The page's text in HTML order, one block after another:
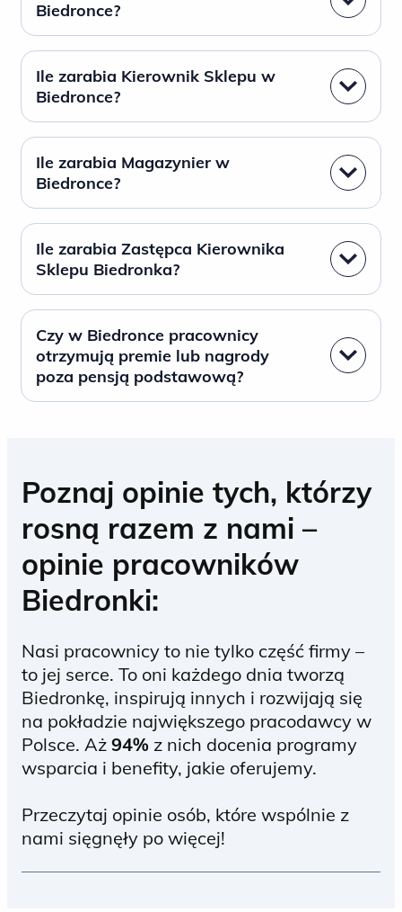
Biedronce?
Ile zarabia Kierownik Sklepu w
Biedronce?
Ile zarabia Magazynier w
Biedronce?
Ile zarabia Zastępca Kierownika
Sklepu Biedronka?
Czy w Biedronce pracownicy
otrzymują premie lub nagrody
poza pensją podstawową?
Poznaj opinie tych, którzy
rosną razem z nami –
opinie pracowników
Biedronki:
Nasi pracownicy to nie tylko część firmy –
to jej serce. To oni każdego dnia tworzą
Biedronkę, inspirują innych i rozwijają się
na pokładzie największego pracodawcy w
Polsce. Aż 94% z nich docenia programy
wsparcia i benefity, jakie oferujemy.
Przeczytaj opinie osób, które wspólnie z
nami sięgnęły po więcej!